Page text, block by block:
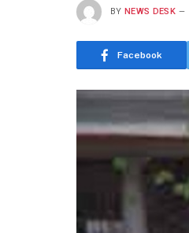
BY NEWS DESK
Facebook